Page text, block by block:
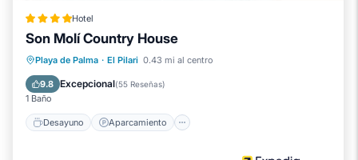
Hotel
Son Molí Country House
Playa de Palma · El Pilari 0.43 mi al centro
9.8 Excepcional(55 Reseñas)
1 Baño
Desayuno Aparcamiento
Desayuno Aparcamiento
Balcón/Terraza